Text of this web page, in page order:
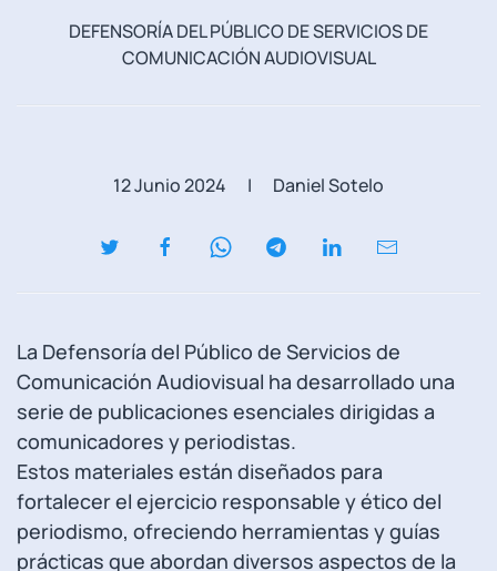
DEFENSORÍA DEL PÚBLICO DE SERVICIOS DE
COMUNICACIÓN AUDIOVISUAL
12 Junio 2024 | Daniel Sotelo
La Defensoría del Público de Servicios de
Comunicación Audiovisual ha desarrollado una
serie de publicaciones esenciales dirigidas a
comunicadores y periodistas.
Estos materiales están diseñados para
fortalecer el ejercicio responsable y ético del
periodismo, ofreciendo herramientas y guías
prácticas que abordan diversos aspectos de la